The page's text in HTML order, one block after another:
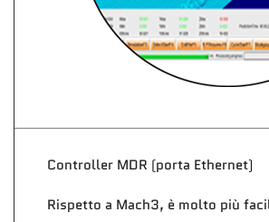
Controller MDR (porta Ethernet)
Rispetto a Mach3, è molto più